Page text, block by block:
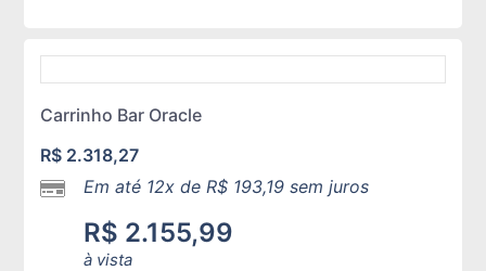
Carrinho Bar Oracle
R$ 2.318,27
Em até 12x de R$ 193,19 sem juros
R$ 2.155,99
à vista